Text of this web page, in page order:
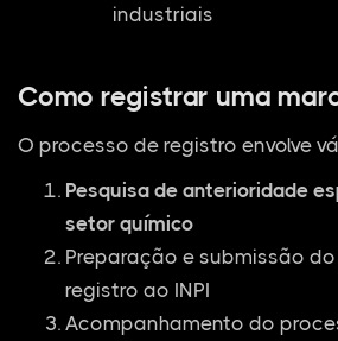
industriais
Como registrar uma
O processo de registro envolve
Pesquisa de anterioridade
setor químico
Preparação e submissão
registro ao INPI
Acompanhamento do